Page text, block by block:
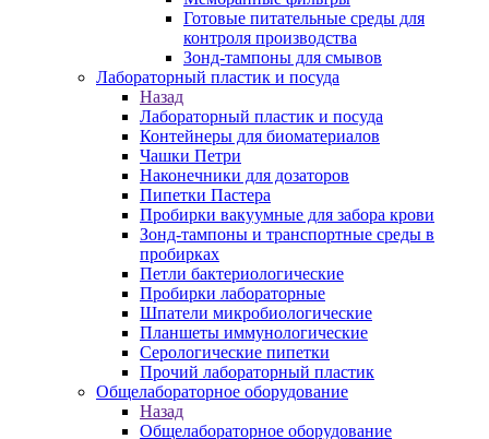
Готовые питательные среды для
контроля производства
Зонд-тампоны для смывов
Лабораторный пластик и посуда
Назад
Лабораторный пластик и посуда
Контейнеры для биоматериалов
Чашки Петри
Наконечники для дозаторов
Пипетки Пастера
Пробирки вакуумные для забора крови
Зонд-тампоны и транспортные среды в
пробирках
Петли бактериологические
Пробирки лабораторные
Шпатели микробиологические
Планшеты иммунологические
Серологические пипетки
Прочий лабораторный пластик
Общелабораторное оборудование
Назад
Общелабораторное оборудование